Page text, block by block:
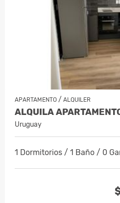
APARTAMENTO / ALQUILER
ALQUILA
Uruguay
1 Dormitorios / 1 Baño / 0